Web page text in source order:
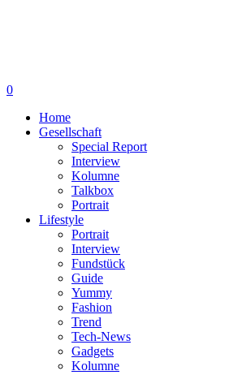
0
Home
Gesellschaft
Special Report
Interview
Kolumne
Talkbox
Portrait
Lifestyle
Portrait
Interview
Fundstück
Guide
Yummy
Fashion
Trend
Tech-News
Gadgets
Kolumne